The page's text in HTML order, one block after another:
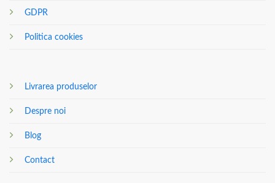
GDPR
Politica cookies
Livrarea produselor
Despre noi
Blog
Contact